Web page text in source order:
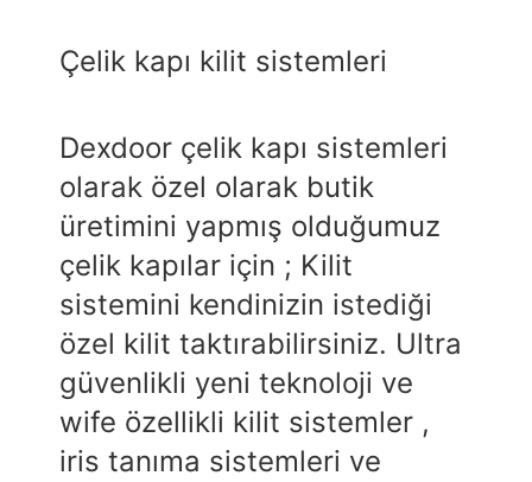
Çelik kapı kilit sistemleri
Dexdoor çelik kapı sistemleri
olarak özel olarak butik
üretimini yapmış olduğumuz
çelik kapılar için ; Kilit
sistemini kendinizin istediği
özel kilit taktırabilirsiniz. Ultra
güvenlikli yeni teknoloji ve
wife özellikli kilit sistemler ,
iris tanıma sistemleri ve